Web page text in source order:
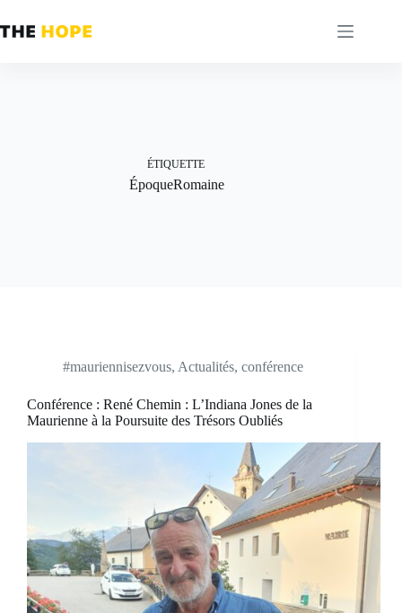
au
contenu
ÉTIQUETTE
ÉpoqueRomaine
#mauriennisezvous, Actualités, conférence
Conférence : René Chemin : L’Indiana Jones de la
Maurienne à la Poursuite des Trésors Oubliés